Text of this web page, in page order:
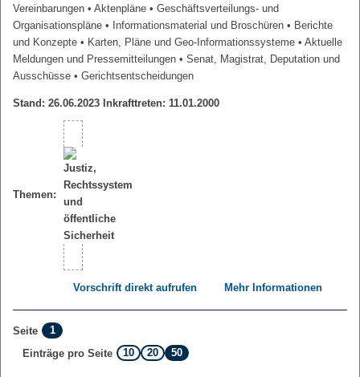
Vereinbarungen • Aktenpläne • Geschäftsverteilungs- und
Organisationspläne • Informationsmaterial und Broschüren • Berichte
und Konzepte • Karten, Pläne und Geo-Informationssysteme • Aktuelle
Meldungen und Pressemitteilungen • Senat, Magistrat, Deputation und
Ausschüsse • Gerichtsentscheidungen
Stand: 26.06.2023 Inkrafttreten: 11.01.2000
Themen:
Vorschrift direkt aufrufen Mehr Informationen
Seite
1
Einträge pro Seite
10 20 50